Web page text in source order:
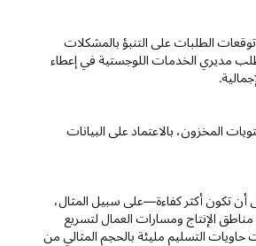
الطلبات على التنبؤ بالمشكلات
مديري الخدمات اللوجستية في إعطاء
المخزون، بالاعتماد على البيانات
تكون أكثر كفاءة—على سبيل المثال،
الإنتاج ومسارات العمال لتسريع
حاويات التسليم مليئة بالحجم المثالي من